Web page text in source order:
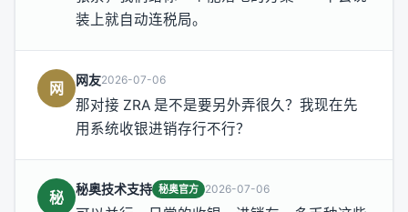
装上就自动连税局。
网 网友2026-07-06
那对接 ZRA 是不是要另外弄很久？我现在先
用系统收银进销存行不行？
秘 秘奥技术支持 秘奥官方 2026-07-06